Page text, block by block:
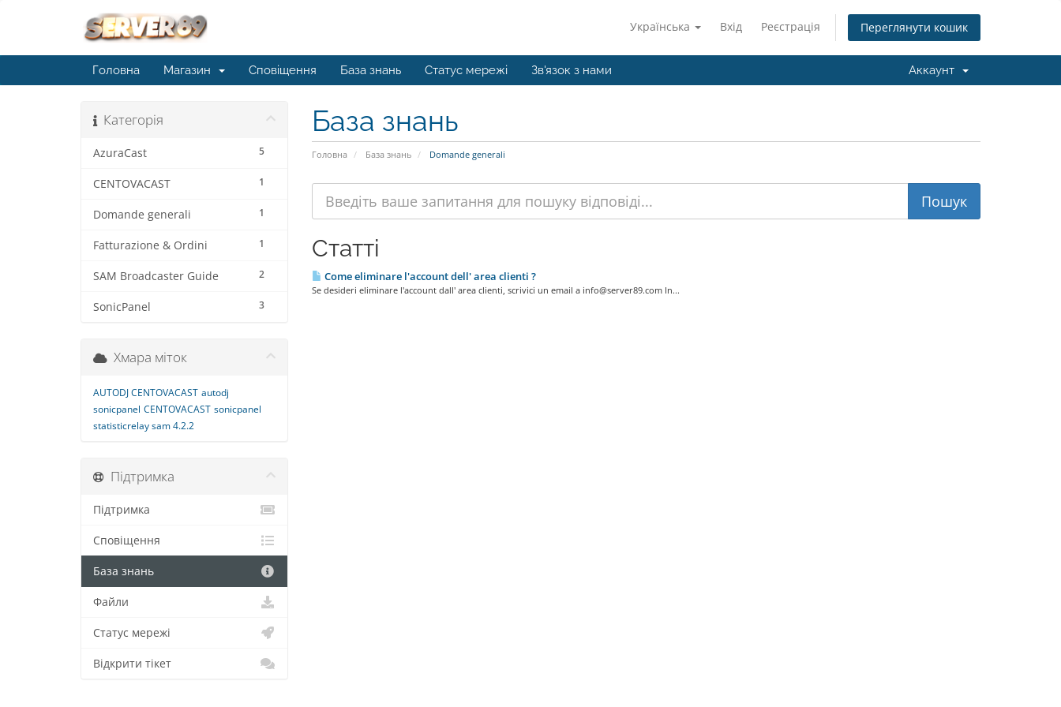
Українська Вхід Реєстрація Переглянути кошик
Головна Магазин Сповіщення База знань Статус мережі Зв'язок з нами Аккаунт
База знань
Головна База знань Domande generali
Категорія
5
AzuraCast
1
CENTOVACAST
1
Domande generali
1
Fatturazione & Ordini
2
SAM Broadcaster Guide
3
SonicPanel
Статті
Come eliminare l'account dell' area clienti ?
Se desideri eliminare l'account dall' area clienti, scrivici un email a info@server89.comIn...
Хмара міток
AUTODJ CENTOVACAST autodj
sonicpanel CENTOVACAST sonicpanel
statisticrelay sam 4.2.2
Підтримка
Підтримка
Сповіщення
База знань
Файли
Статус мережі
Відкрити тікет